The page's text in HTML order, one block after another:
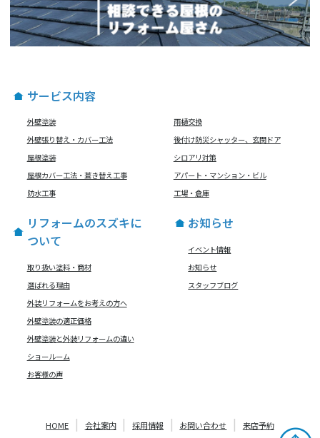
サービス内容
外壁塗装
外壁張り替え・カバー工法
屋根塗装
屋根カバー工法・葺き替え工事
防水工事
雨樋交換
後付け防災シャッター、玄関ドア
シロアリ対策
アパート・マンション・ビル
工場・倉庫
リフォームのスズキに
ついて
取り扱い塗料・商材
選ばれる理由
外装リフォームをお考えの方へ
外壁塗装の適正価格
外壁塗装と外装リフォームの違い
ショールーム
お客様の声
お知らせ
イベント情報
お知らせ
スタッフブログ
HOME 会社案内 採用情報 お問い合わせ 来店予約